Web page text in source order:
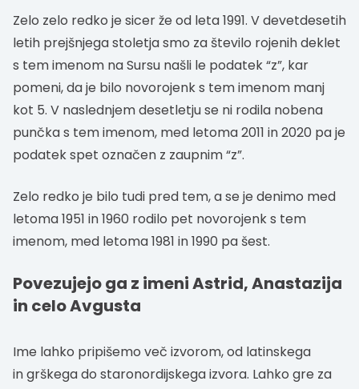
Zelo zelo redko je sicer že od leta 1991. V devetdesetih
letih prejšnjega stoletja smo za število rojenih deklet
s tem imenom na Sursu našli le podatek “z”, kar
pomeni, da je bilo novorojenk s tem imenom manj
kot 5. V naslednjem desetletju se ni rodila nobena
punčka s tem imenom, med letoma 2011 in 2020 pa je
podatek spet označen z zaupnim “z”.
Zelo redko je bilo tudi pred tem, a se je denimo med
letoma 1951 in 1960 rodilo pet novorojenk s tem
imenom, med letoma 1981 in 1990 pa šest.
Povezujejo ga z imeni Astrid, Anastazija
in celo Avgusta
Ime lahko pripišemo več izvorom, od latinskega
in grškega do staronordijskega izvora. Lahko gre za